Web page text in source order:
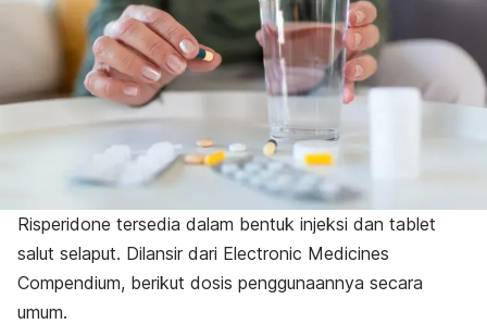
Risperidone tersedia dalam bentuk injeksi dan tablet
salut selaput. Dilansir dari Electronic Medicines
Compendium, berikut dosis penggunaannya secara
umum.